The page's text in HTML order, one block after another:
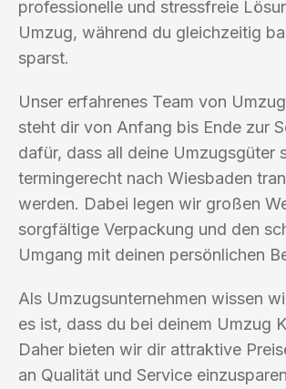
professionelle und stressfreie
Umzug, während du gleichzeitig
sparst.
Unser erfahrenes Team von
steht dir von Anfang bis Ende zur
dafür, dass all deine Umzugsgüter
termingerecht nach Wiesbaden
werden. Dabei legen wir großen
sorgfältige Verpackung und den
Umgang mit deinen persönlichen
Als Umzugsunternehmen wissen
es ist, dass du bei deinem Umzug
Daher bieten wir dir attraktive
an Qualität und Service